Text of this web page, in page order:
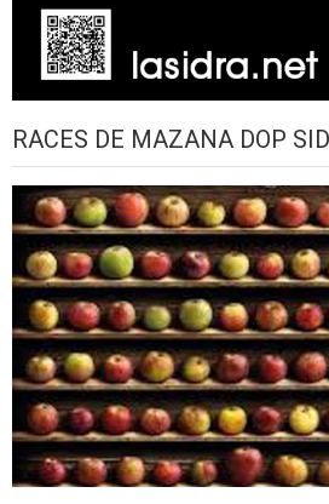
RACES DE MAZANA DOP